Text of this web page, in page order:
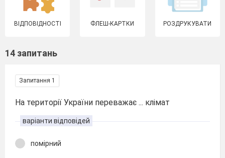
ВІДПОВІДНОСТІ ФЛЕШ-КАРТКИ РОЗДРУКУВАТИ
14 запитань
Запитання 1
На території України переважає ... клімат
варіанти відповідей
помірний